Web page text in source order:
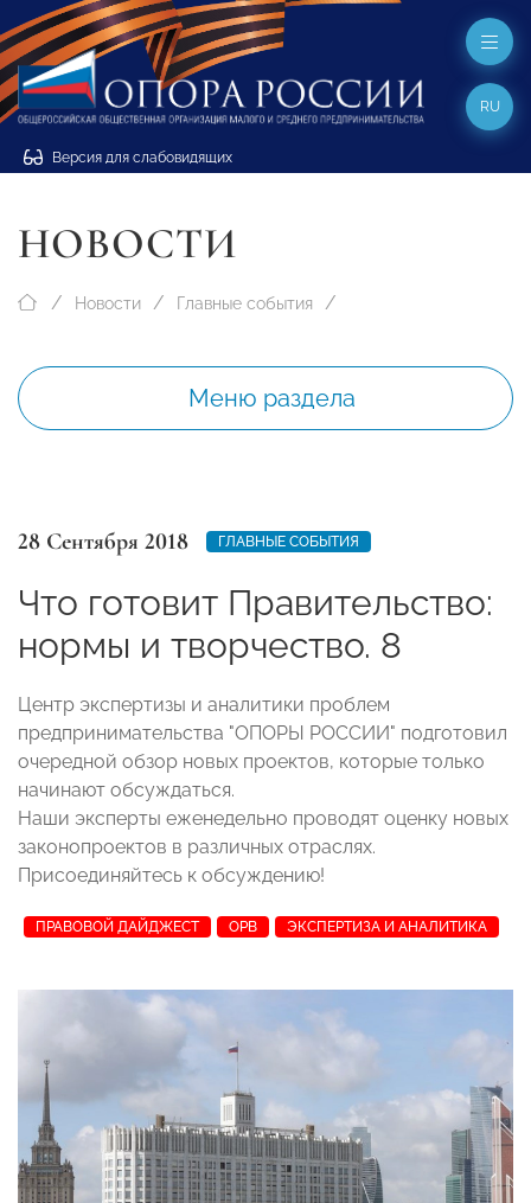
Версия для слабовидящих
RU
НОВОСТИ
Новости Главные события
Меню раздела
28 Сентября 2018 ГЛАВНЫЕ СОБЫТИЯ
Что готовит Правительство:
нормы и творчество. 8
Центр экспертизы и аналитики проблем
предпринимательства "ОПОРЫ РОССИИ" подготовил
очередной обзор новых проектов, которые только
начинают обсуждаться.
Наши эксперты еженедельно проводят оценку новых
законопроектов в различных отраслях.
Присоединяйтесь к обсуждению!
ПРАВОВОЙ ДАЙДЖЕСТ ОРВ ЭКСПЕРТИЗА И АНАЛИТИКА